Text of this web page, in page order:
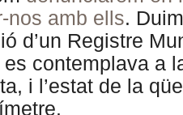
nos amb ells.
d’un Registre
contemplava a
i l’estat de la